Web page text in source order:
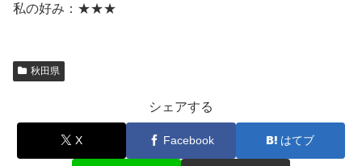
私の好み：★★★
秋田県
シェアする
X Facebook はてブ